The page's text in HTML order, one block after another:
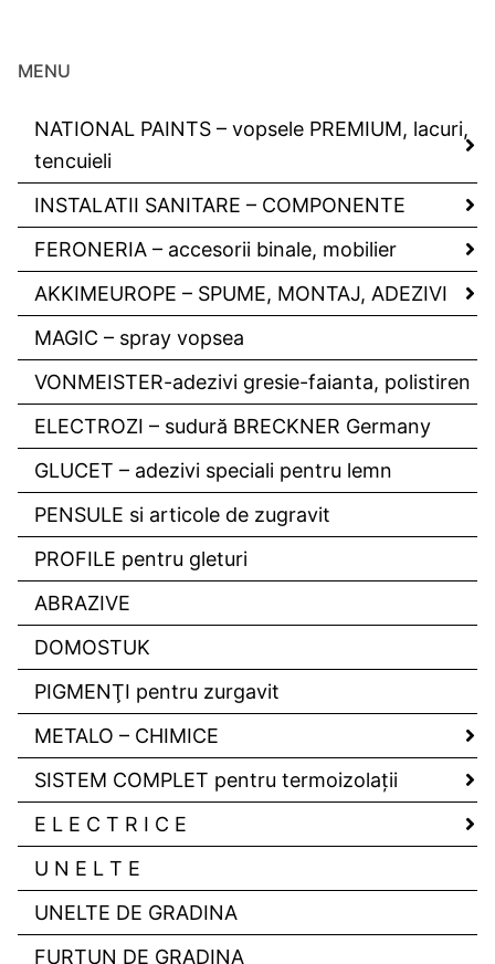
MENU
NATIONAL PAINTS – vopsele PREMIUM, lacuri,
tencuieli
INSTALATII SANITARE – COMPONENTE
FERONERIA – accesorii binale, mobilier
AKKIMEUROPE – SPUME, MONTAJ, ADEZIVI
MAGIC – spray vopsea
VONMEISTER-adezivi gresie-faianta, polistiren
ELECTROZI – sudură BRECKNER Germany
GLUCET – adezivi speciali pentru lemn
PENSULE si articole de zugravit
PROFILE pentru gleturi
ABRAZIVE
DOMOSTUK
PIGMENŢI pentru zurgavit
METALO – CHIMICE
SISTEM COMPLET pentru termoizolaţii
E L E C T R I C E
U N E L T E
UNELTE DE GRADINA
FURTUN DE GRADINA